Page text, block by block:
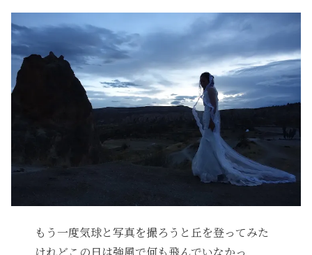
もう一度気球と写真を撮ろうと丘を登ってみた